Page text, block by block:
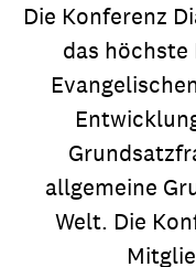
Die Konferenz
das höchste
allgemeine
Welt. Die